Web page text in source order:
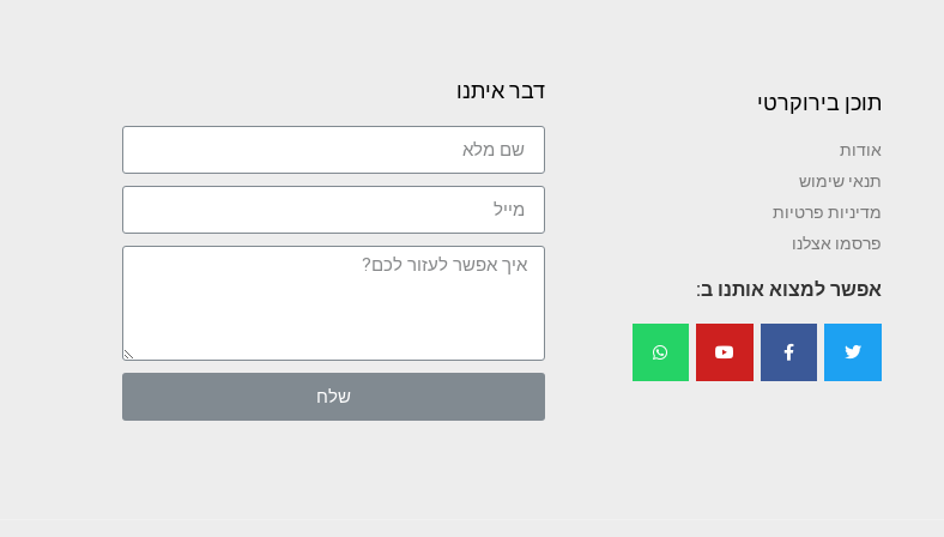
תוכן בירוקרטי
אודות
תנאי שימוש
מדיניות פרטיות
פרסמו אצלנו
אפשר למצוא אותנו ב:
דבר איתנו
שלח